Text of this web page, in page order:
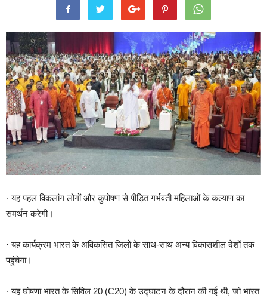
· यह पहल विकलांग लोगों और कुपोषण से पीड़ित गर्भवती महिलाओं के कल्याण का
समर्थन करेगी।
· यह कार्यक्रम भारत के अविकसित जिलों के साथ-साथ अन्य विकासशील देशों तक
पहुंचेगा।
· यह घोषणा भारत के सिविल 20 (C20) के उद्घाटन के दौरान की गई थी, जो भारत